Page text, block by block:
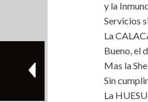
y la
Servicios
La
Bueno, el
Mas la
Sin
La